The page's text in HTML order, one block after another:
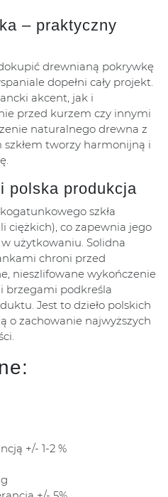
– praktyczny
drewnianą pokrywkę
dopełni cały projekt.
akcent, jak i
przed kurzem czy innymi
naturalnego drewna z
szkłem tworzy harmonijną i
polska produkcja
szkła
ciężkich), co zapewnia jego
użytkowaniu. Solidna
chroni przed
nieszlifowane wykończenie
brzegami podkreśla
Jest to dzieło polskich
o zachowanie najwyższych
+/- 1-2 %